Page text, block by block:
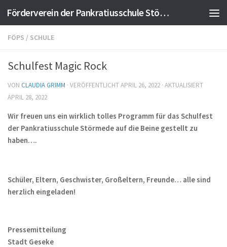
Zum Inhalt springen Förderverein der Pankratiusschule Störmede e.V.
FÖPS / SCHULE
Schulfest Magic Rock
VON CLAUDIA GRIMM · VERÖFFENTLICHTAPRIL 26, 2022 · AKTUALISIERT
APRIL 28, 2022
Wir freuen uns ein wirklich tolles Programm für das Schulfest
der Pankratiusschule Störmede auf die Beine gestellt zu
haben….
Schüler, Eltern, Geschwister, Großeltern, Freunde… alle sind
herzlich eingeladen!
Pressemitteilung
Stadt Geseke